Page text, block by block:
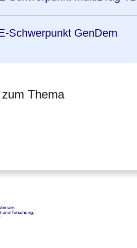
Schwerpunkt GenDem
Thema
Ministerium für